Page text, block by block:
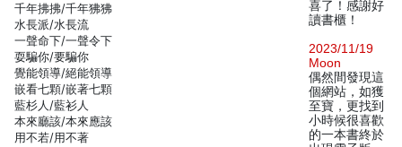
千年拂拂/千年狒狒
水長派/水長流
一聲命下/一聲令下
耍騙你/要騙你
覺能領導/絕能領導
嵌看七顆/嵌著七顆
藍杉人/藍衫人
本來廳該/本來應該
用不若/用不著
喜了！感謝好
讀書櫃！
2023/11/19
Moon
偶然間發現這
個網站，如獲
至寶，更找到
小時候很喜歡
的一本書終於